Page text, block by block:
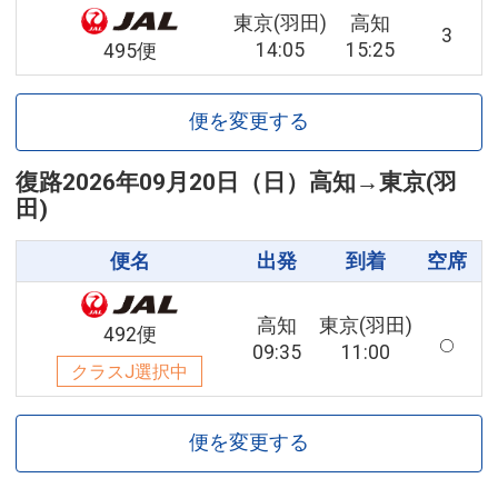
495便
東京(羽田)
14:05
高知
15:25
3
便を変更する
復路2026年09月20日（日） 高知 →東京(羽
田)
便名 出発 到着 空席
492便
クラスJ選択中
高知
09:35
東京(羽田)
11:00
便を変更する